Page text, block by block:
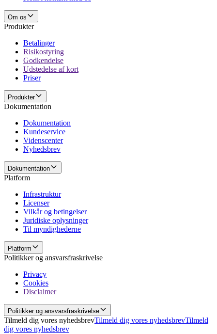
Om os
Produkter
Betalinger
Risikostyring
Godkendelse
Udstedelse af kort
Priser
Produkter
Dokumentation
Dokumentation
Kundeservice
Videnscenter
Nyhedsbrev
Dokumentation
Platform
Infrastruktur
Licenser
Vilkår og betingelser
Juridiske oplysninger
Til myndighederne
Platform
Politikker og ansvarsfraskrivelse
Privacy
Cookies
Disclaimer
Politikker og ansvarsfraskrivelse
Tilmeld dig vores nyhedsbrevTilmeld dig vores nyhedsbrevTilmeld
dig vores nyhedsbrev